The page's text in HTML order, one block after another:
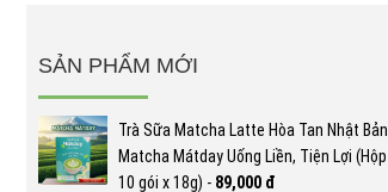
SẢN PHẨM MỚI
Trà Sữa Matcha Latte Hòa Tan Nhật Bản |
Matcha Mátday Uống Liền, Tiện Lợi (Hộp
10 gói x 18g) - 89,000 đ